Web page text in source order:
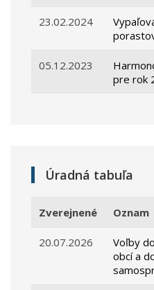
23.02.2024
05.12.2023
pre rok
Úradná tabuľa
Zverejnené Oznam
20.07.2026
Voľby
obcí a